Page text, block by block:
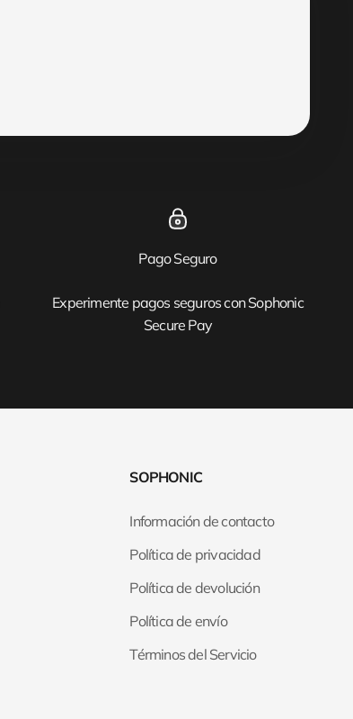
Pago Seguro
Experimente pagos seguros con Sophonic
Secure Pay
SOPHONIC
Información de contacto
Política de privacidad
Política de devolución
Política de envío
Términos del Servicio